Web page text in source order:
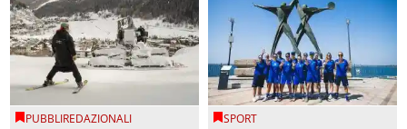
PUBBLIREDAZIONALI SPORT